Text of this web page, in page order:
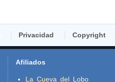
Privacidad Copyright
Afiliados
La Cueva del Lobo